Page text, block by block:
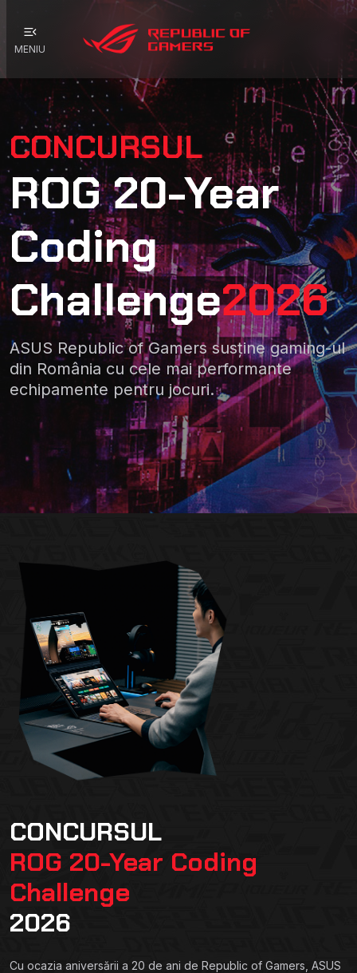
menu_open
MENIU
CONCURSUL
ROG 20-Year
Coding
Challenge2026
ASUS Republic of Gamers susține gaming-ul
din România cu cele mai performante
echipamente pentru jocuri.
CONCURSUL
ROG 20-Year Coding
Challenge
2026
Cu ocazia aniversării a 20 de ani de Republic of Gamers, ASUS